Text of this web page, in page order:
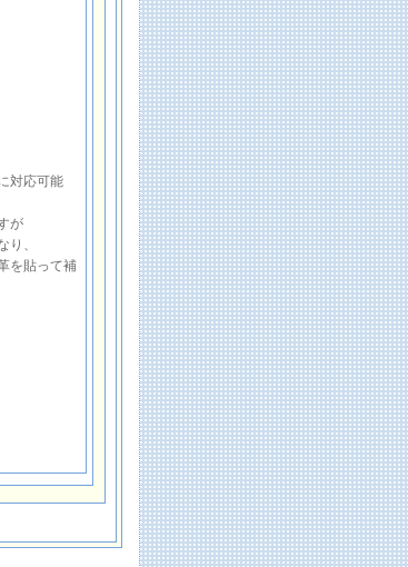
対応可能
が
り、
を貼って補